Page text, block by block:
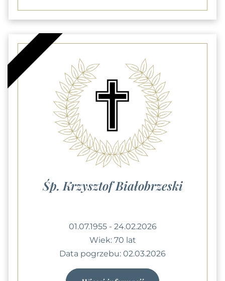
Śp. Krzysztof Białobrzeski
01.07.1955 - 24.02.2026
Wiek: 70 lat
Data pogrzebu: 02.03.2026